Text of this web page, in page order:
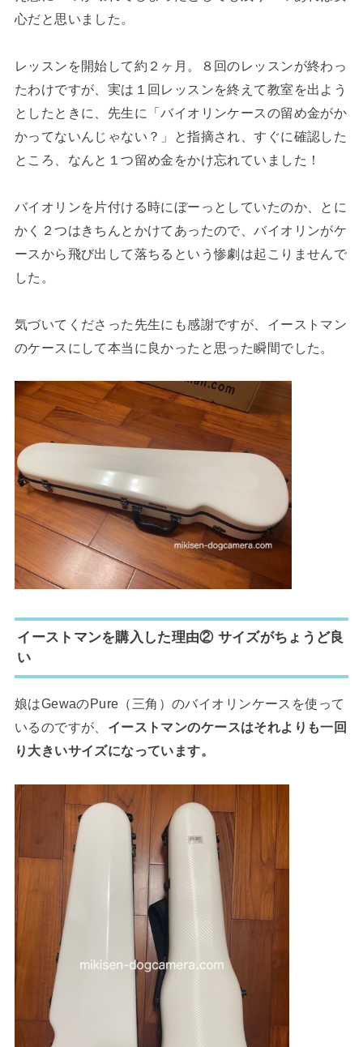
心だと思いました。
レッスンを開始して約２ヶ月。８回のレッスンが終わっ
たわけですが、実は１回レッスンを終えて教室を出よう
としたときに、先生に「バイオリンケースの留め金がか
かってないんじゃない？」と指摘され、すぐに確認した
ところ、なんと１つ留め金をかけ忘れていました！
バイオリンを片付ける時にぼーっとしていたのか、とに
かく２つはきちんとかけてあったので、バイオリンがケ
ースから飛び出して落ちるという惨劇は起こりませんで
した。
気づいてくださった先生にも感謝ですが、イーストマン
のケースにして本当に良かったと思った瞬間でした。
イーストマンを購入した理由② サイズがちょうど良
い
娘はGewaのPure（三角）のバイオリンケースを使って
いるのですが、 イーストマンのケースはそれよりも一回
り大きいサイズになっています。